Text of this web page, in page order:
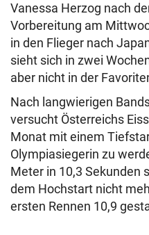
Vanessa Herzog nach
Vorbereitung am
in den Flieger nach
sieht sich in zwei
aber nicht in der
Nach langwierigen
versucht Österreichs
Monat mit einem
Olympiasiegerin zu
Meter in 10,3 Sekunden
dem Hochstart nicht
ersten Rennen 10,9